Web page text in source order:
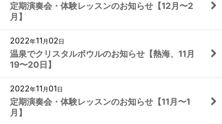
定期演奏会・体験レッスンのお知らせ【12月〜2
月】
2022年11 月 02 日
温泉でクリスタルボウルのお知らせ【熱海、11月
19〜20日】
2022年11 月 01 日
定期演奏会・体験レッスンのお知らせ【11月〜1
月】